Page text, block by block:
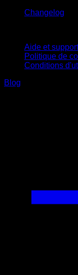
Changelog
Aide et support
Politique de
Conditions
Blog